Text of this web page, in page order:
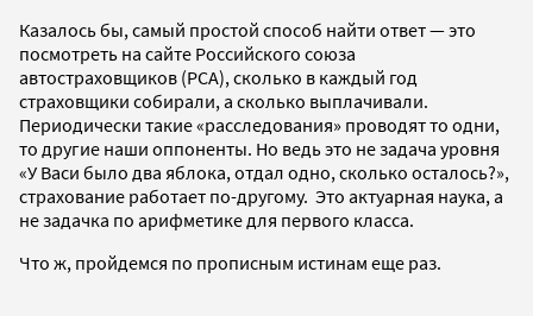
Казалось бы, самый простой способ найти ответ — это
посмотреть на сайте Российского союза
автостраховщиков (РСА), сколько в каждый год
страховщики собирали, а сколько выплачивали.
Периодически такие «расследования» проводят то одни,
то другие наши оппоненты. Но ведь это не задача уровня
«У Васи было два яблока, отдал одно, сколько осталось?»,
страхование работает по-другому. Это актуарная наука, а
не задачка по арифметике для первого класса.
Что ж, пройдемся по прописным истинам еще раз.